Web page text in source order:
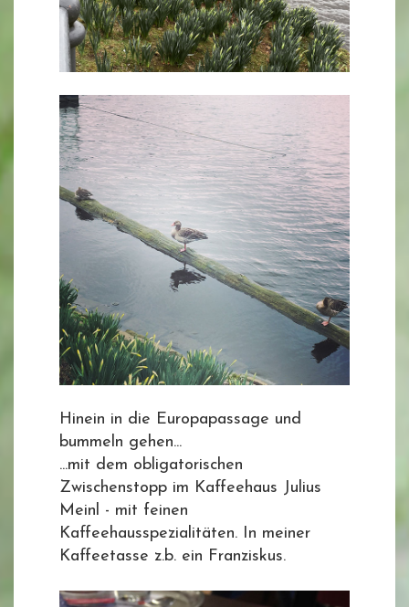
Hinein in die Europapassage und
bummeln gehen...
...mit dem obligatorischen
Zwischenstopp im Kaffeehaus Julius
Meinl - mit feinen
Kaffeehausspezialitäten. In meiner
Kaffeetasse z.b. ein Franziskus.